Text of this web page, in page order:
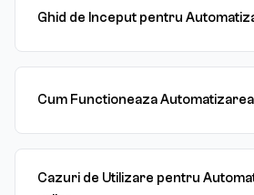
Ghid de Inceput pentru
Cum Functioneaza
Cazuri de Utilizare pentru